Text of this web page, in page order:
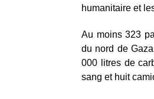
humanitaire et
Au moins 323
du nord de
000 litres de
sang et huit